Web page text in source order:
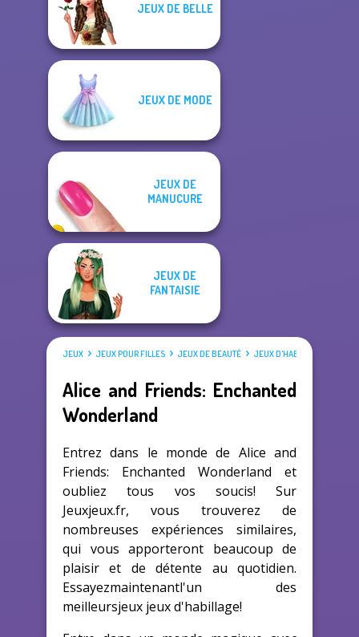
JEUX DE BELLE
JEUX DE MODE
JEUX DE
MANUCURE
JEUX DE
FANTAISIE
JEUX JEUX POUR FILLES JEUX DE BEAUTÉ JEUX D'HABILLAGE
Alice and Friends: Enchanted
Wonderland
Entrez dans le monde de Alice and
Friends: Enchanted Wonderland et
oubliez tous vos soucis! Sur
Jeuxjeux.fr, vous trouverez de
nombreuses expériences similaires,
qui vous apporteront beaucoup de
plaisir et de détente au quotidien.
Essayezmaintenantl'un des
meilleursjeux jeux d'habillage!